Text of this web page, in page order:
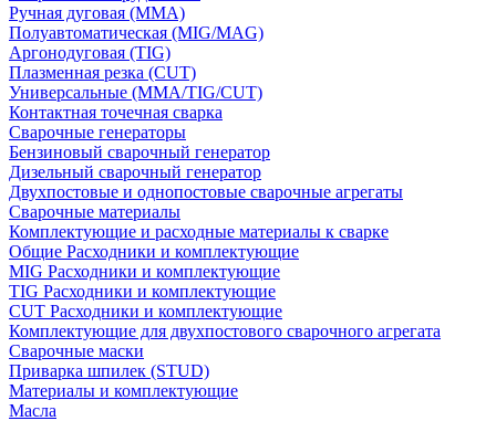
Ручная дуговая (MMA)
Полуавтоматическая (MIG/MAG)
Аргонодуговая (TIG)
Плазменная резка (CUT)
Универсальные (MMA/TIG/CUT)
Контактная точечная сварка
Сварочные генераторы
Бензиновый сварочный генератор
Дизельный сварочный генератор
Двухпостовые и однопостовые сварочные агрегаты
Сварочные материалы
Комплектующие и расходные материалы к сварке
Общие Расходники и комплектующие
MIG Расходники и комплектующие
TIG Расходники и комплектующие
CUT Расходники и комплектующие
Комплектующие для двухпостового сварочного агрегата
Сварочные маски
Приварка шпилек (STUD)
Материалы и комплектующие
Масла